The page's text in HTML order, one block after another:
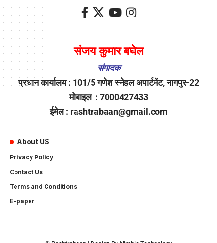
संजय कुमार बघेल
संपादक
प्रधान कार्यालय : 101/5 गणेश स्नेहल अपार्टमेंट, नागपुर-22
मोबाइल : 7000427433
ईमेल : rashtrabaan@gmail.com
About US
Privacy Policy
Contact Us
Terms and Conditions
E-paper